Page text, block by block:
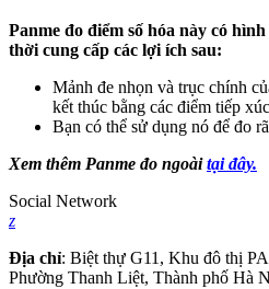
Panme đo điểm số hóa này có
thời cung cấp các lợi ích sau:
Mảnh đe nhọn và trục chính
kết thúc bằng các điểm tiếp
Bạn có thể sử dụng nó để đo
Xem thêm Panme đo ngoàitại đây.
Social Network
z
Địa chỉ: Biệt thự G11, Khu đô thị
Phường Thanh Liệt, Thành phố Hà